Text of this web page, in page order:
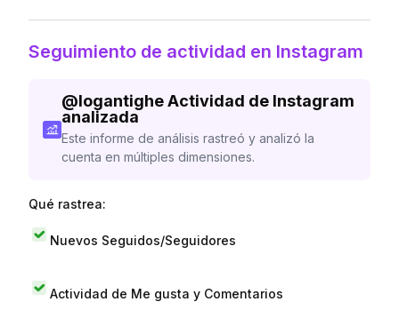
Seguimiento de actividad en Instagram
@logantigheActividad de Instagram
analizada
Este informe de análisis rastreó y analizó la
cuenta en múltiples dimensiones.
Qué rastrea:
Nuevos Seguidos/Seguidores
Actividad de Me gusta y Comentarios